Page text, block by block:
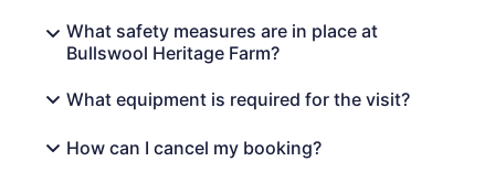
What safety measures are in place at
Bullswool Heritage Farm?
What equipment is required for the visit?
How can I cancel my booking?